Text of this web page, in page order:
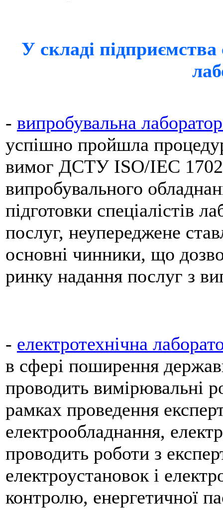
У складі підприємства
- випробувальна
успішно пройшла
вимог ДСТУ ISO/IEC
випробувального
підготовки спеціалістів
послуг, неупереджене
основні чинники, що
ринку надання послуг з
- електротехнічна
в сфері поширення
проводить вимірювальні
рамках проведення
електрообладнання,
проводить роботи з
електроустановок і
контролю, енергетичної